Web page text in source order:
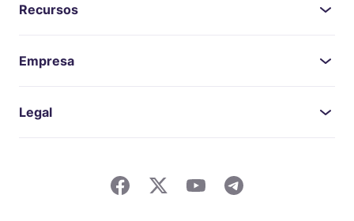
Recursos
Empresa
Legal